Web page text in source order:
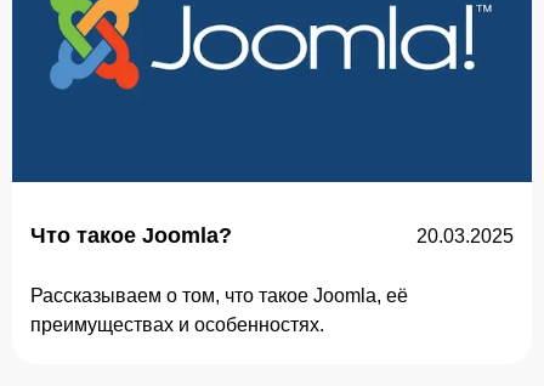
Что такое Joomla? 20.03.2025
Рассказываем о том, что такое Joomla, её
преимуществах и особенностях.